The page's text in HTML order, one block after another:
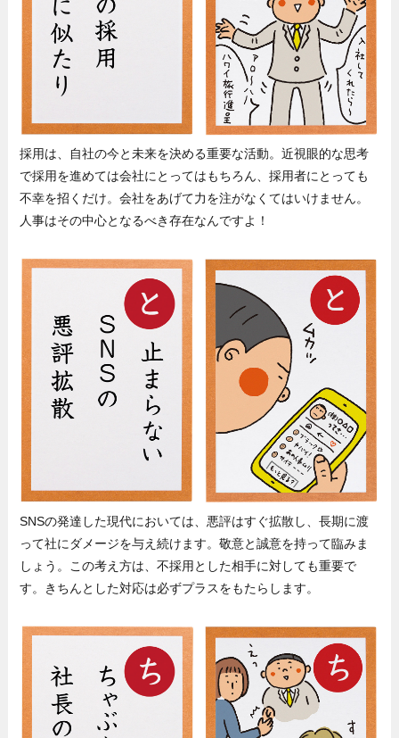
採用は、自社の今と未来を決める重要な活動。近視眼的な思考
で採用を進めては会社にとってはもちろん、採用者にとっても
不幸を招くだけ。会社をあげて力を注がなくてはいけません。
人事はその中心となるべき存在なんですよ！
SNSの発達した現代においては、悪評はすぐ拡散し、長期に渡
って社にダメージを与え続けます。敬意と誠意を持って臨みま
しょう。この考え方は、不採用とした相手に対しても重要で
す。きちんとした対応は必ずプラスをもたらします。